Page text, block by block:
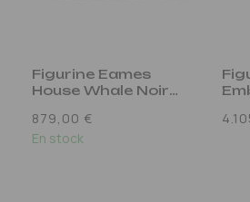
Figurine Eames
House Whale Noir-
Prix
habituel
879,00 €
En stock
Prix